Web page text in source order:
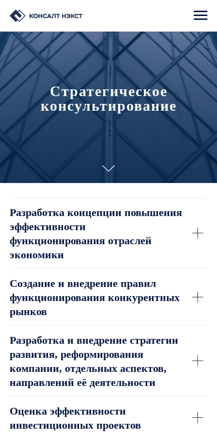
Стратегическое
консультирование
Разработка концепции повышения
эффективности
функционирования отраслей
экономики
Создание и внедрение правил
функционирования конкурентных
рынков
Разработка и внедрение стратегии
развития, реформирования
компании, отдельных аспектов,
направлений её деятельности
Оценка эффективности
инвестиционных проектов